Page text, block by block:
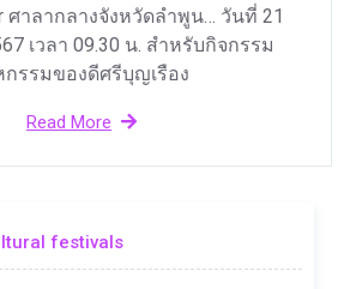
าลากลางจังหวัดลำพูน… วันที่ 21
เวลา 09.30 น. สำหรับกิจกรรม
กรรมของดีศรีบุญเรือง
Read More
festivals